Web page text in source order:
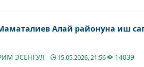
Алай районуна иш
ЭСЕНГУЛ 15.05.2026, 21:56
14039